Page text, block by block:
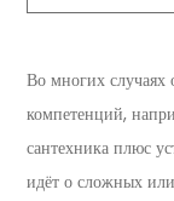
Во многих случаях
компетенций,
сантехника плюс
идёт о сложных